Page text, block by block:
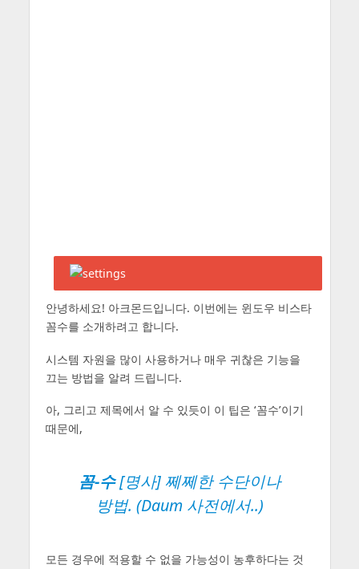
안녕하세요! 아크몬드입니다. 이번에는 윈도우 비스타
꼼수를 소개하려고 합니다.
시스템 자원을 많이 사용하거나 매우 귀찮은 기능을
끄는 방법을 알려 드립니다.
아, 그리고 제목에서 알 수 있듯이 이 팁은 ‘꼼수’이기
때문에,
꼼-수[명사] 쩨쩨한 수단이나
방법. (Daum 사전에서..)
모든 경우에 적용할 수 없을 가능성이 농후하다는 것